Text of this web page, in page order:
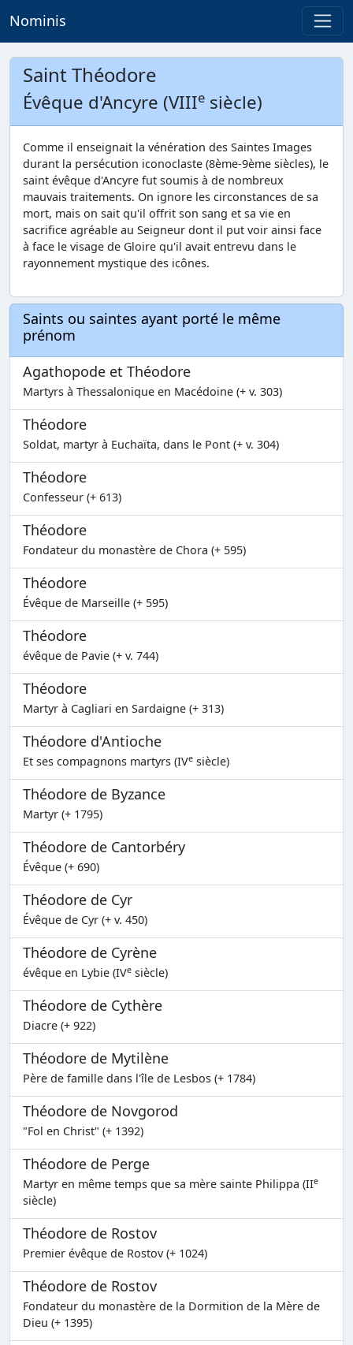
Nominis
Saint Théodore
Évêque d'Ancyre (VIIIe siècle)
Comme il enseignait la vénération des Saintes Images
durant la persécution iconoclaste (8ème-9ème siècles), le
saint évêque d'Ancyre fut soumis à de nombreux
mauvais traitements. On ignore les circonstances de sa
mort, mais on sait qu'il offrit son sang et sa vie en
sacrifice agréable au Seigneur dont il put voir ainsi face
à face le visage de Gloire qu'il avait entrevu dans le
rayonnement mystique des icônes.
Saints ou saintes ayant porté le même
prénom
Agathopode et Théodore
Martyrs à Thessalonique en Macédoine (+ v. 303)
Théodore
Soldat, martyr à Euchaïta, dans le Pont (+ v. 304)
Théodore
Confesseur (+ 613)
Théodore
Fondateur du monastère de Chora (+ 595)
Théodore
Évêque de Marseille (+ 595)
Théodore
évêque de Pavie (+ v. 744)
Théodore
Martyr à Cagliari en Sardaigne (+ 313)
Théodore d'Antioche
Et ses compagnons martyrs (IVe siècle)
Théodore de Byzance
Martyr (+ 1795)
Théodore de Cantorbéry
Évêque (+ 690)
Théodore de Cyr
Évêque de Cyr (+ v. 450)
Théodore de Cyrène
évêque en Lybie (IVe siècle)
Théodore de Cythère
Diacre (+ 922)
Théodore de Mytilène
Père de famille dans l'île de Lesbos (+ 1784)
Théodore de Novgorod
"Fol en Christ" (+ 1392)
Théodore de Perge
Martyr en même temps que sa mère sainte Philippa (IIe
siècle)
Théodore de Rostov
Premier évêque de Rostov (+ 1024)
Théodore de Rostov
Fondateur du monastère de la Dormition de la Mère de
Dieu (+ 1395)